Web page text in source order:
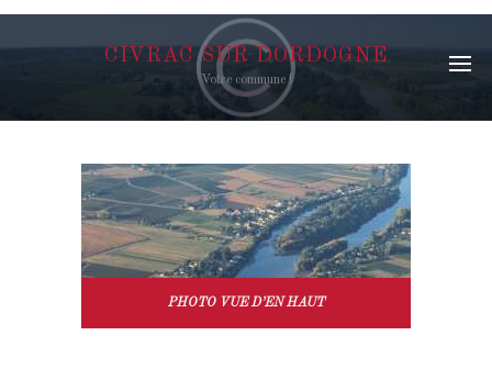
CIVRAC SUR DORDOGNE
Votre commune !
PHOTO VUE D’EN HAUT